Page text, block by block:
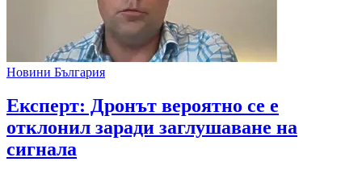
Новини България
Експерт: Дронът вероятно се е
отклонил заради заглушаване на
сигнала